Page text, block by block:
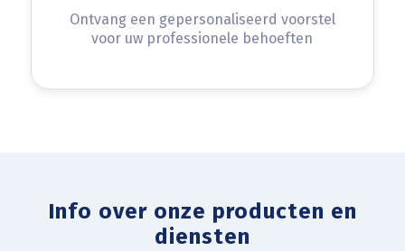
Ontvang een gepersonaliseerd voorstel
voor uw professionele behoeften
Info over onze producten en
diensten